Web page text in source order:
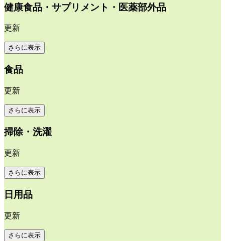
健康食品・サプリメント・医薬部外品
更新
さらに表示
食品
更新
さらに表示
掃除・洗濯
更新
さらに表示
日用品
更新
さらに表示